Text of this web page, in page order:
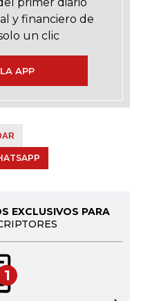
y financiero de
un clic
APP
EXCLUSIVOS PARA
1